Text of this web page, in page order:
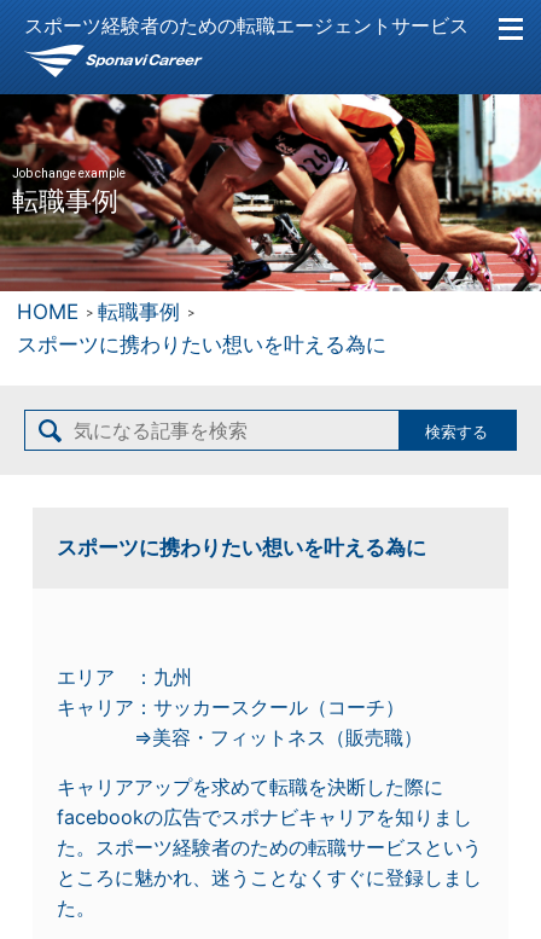
スポーツ経験者のための転職エージェントサービス
Job change example
転職事例
HOME
転職事例
スポーツに携わりたい想いを叶える為に
スポーツに携わりたい想いを叶える為に
エリア ：九州
キャリア：サッカースクール（コーチ）
⇒美容・フィットネス（販売職）
キャリアアップを求めて転職を決断した際に
facebookの広告でスポナビキャリアを知りまし
た。スポーツ経験者のための転職サービスという
ところに魅かれ、迷うことなくすぐに登録しまし
た。